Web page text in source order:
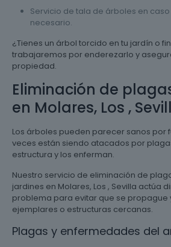
Servicio de tala de árboles en
necesario.
¿Tienes un árbol torcido en tu jardín o
trabajaremos por enderezarlo y
propiedad.
Eliminación de
en Molares, Los ,
Los árboles pueden parecer sanos por
veces están siendo atacados por
estructura y los enferman.
Nuestro servicio de eliminación de
jardines en Molares, Los , Sevilla actúa
problema para evitar que se propague
ejemplares o estructuras cercanas.
Plagas y enfermedades del